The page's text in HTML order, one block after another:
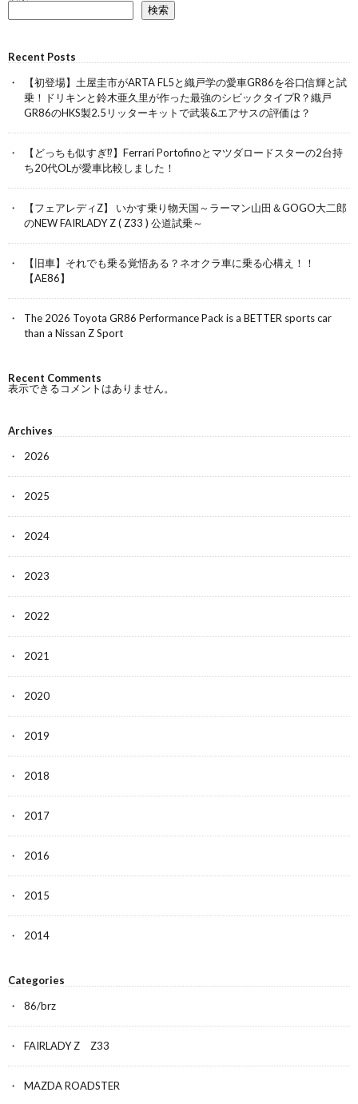
検索
Recent Posts
【初登場】土屋圭市がARTA FL5と織戸学の愛車GR86を谷口信輝と試
乗！ドリキンと鈴木亜久里が作った最強のシビックタイプR？織戸
GR86のHKS製2.5リッターキットで武装&エアサスの評価は？
【どっちも似すぎ⁉︎】Ferrari Portofinoとマツダロードスターの2台持
ち20代OLが愛車比較しました！
【フェアレディZ】 いかす乗り物天国～ラーマン山田＆GOGO大二郎
のNEW FAIRLADY Z ( Z33 ) 公道試乗～
【旧車】それでも乗る覚悟ある？ネオクラ車に乗る心構え！！
【AE86】
The 2026 Toyota GR86 Performance Pack is a BETTER sports car
than a Nissan Z Sport
Recent Comments
表示できるコメントはありません。
Archives
2026
2025
2024
2023
2022
2021
2020
2019
2018
2017
2016
2015
2014
Categories
86/brz
FAIRLADY Z Z33
MAZDA ROADSTER